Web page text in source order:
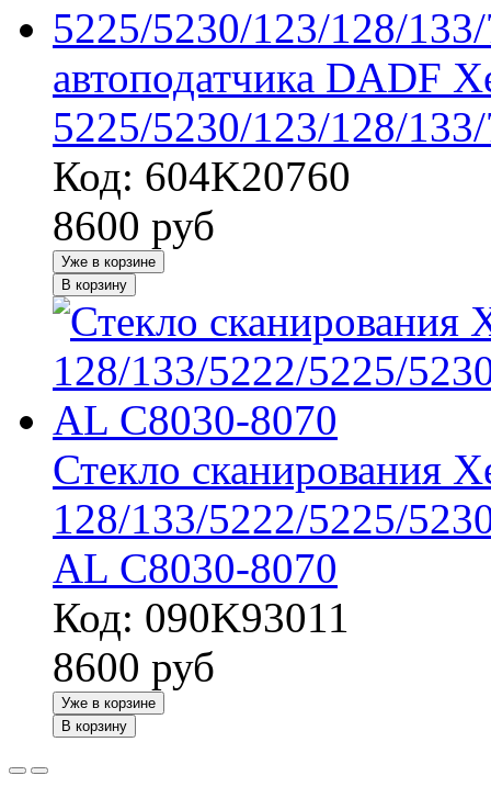
автоподатчика DADF
5225/5230/123/128/
Код: 604K20760
8600 руб
Уже в корзине
В корзину
Стекло сканирования
128/133/5222/5225/
AL C8030-8070
Код: 090K93011
8600 руб
Уже в корзине
В корзину